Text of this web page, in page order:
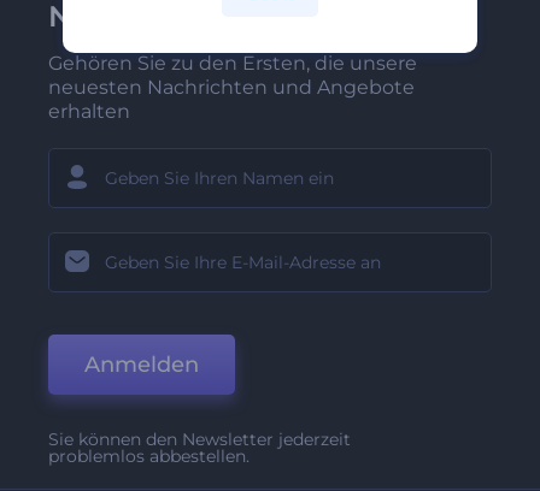
Newsletter anmelden
Gehören Sie zu den Ersten, die unsere
neuesten Nachrichten und Angebote
erhalten
Anmelden
Sie können den Newsletter jederzeit
problemlos abbestellen.